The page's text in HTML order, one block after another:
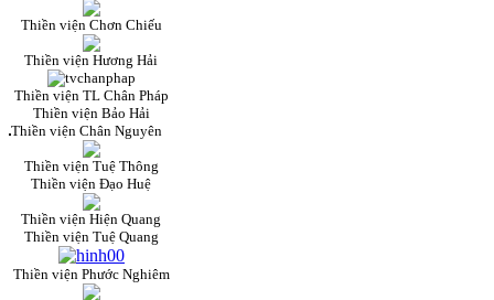
Thiền viện Chơn Chiếu
Thiền viện Hương Hải
Thiền viện TL Chân Pháp
Thiền viện Bảo Hải
Thiền viện Chân Nguyên
Thiền viện Tuệ Thông
Thiền viện Đạo Huệ
Thiền viện Hiện Quang
Thiền viện Tuệ Quang
Thiền viện Phước Nghiêm